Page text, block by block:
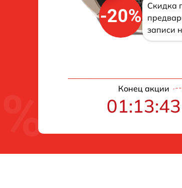
-20%
Скидка
записи
Конец акции
01:13:43